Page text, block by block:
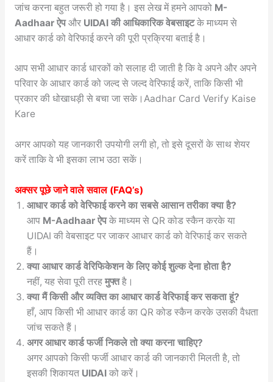
जांच करना बहुत जरूरी हो गया है। इस लेख में हमने आपको M-
Aadhaar ऐपऔर UIDAI की आधिकारिक वेबसाइटके माध्यम से
आधार कार्ड को वेरिफाई करने की पूरी प्रक्रिया बताई है।
आप सभी आधार कार्ड धारकों को सलाह दी जाती है कि वे अपने और अपने
परिवार के आधार कार्ड को जल्द से जल्द वेरिफाई करें, ताकि किसी भी
प्रकार की धोखाधड़ी से बचा जा सके।Aadhar Card Verify Kaise
Kare
अगर आपको यह जानकारी उपयोगी लगी हो, तो इसे दूसरों के साथ शेयर
करें ताकि वे भी इसका लाभ उठा सकें।
अक्सर पूछे जाने वाले सवाल (FAQ’s)
आधार कार्ड को वेरिफाई करने का सबसे आसान तरीका क्या है?
आप M-Aadhaar ऐपके माध्यम से QR कोड स्कैन करके या
UIDAI की वेबसाइट पर जाकर आधार कार्ड को वेरिफाई कर सकते
हैं।
क्या आधार कार्ड वेरिफिकेशन के लिए कोई शुल्क देना होता है?
नहीं, यह सेवा पूरी तरह मुफ्तहै।
क्या मैं किसी और व्यक्ति का आधार कार्ड वेरिफाई कर सकता हूं?
हाँ, आप किसी भी आधार कार्ड का QR कोड स्कैन करके उसकी वैधता
जांच सकते हैं।
अगर आधार कार्ड फर्जी निकले तो क्या करना चाहिए?
अगर आपको किसी फर्जी आधार कार्ड की जानकारी मिलती है, तो
इसकी शिकायत UIDAIको करें।